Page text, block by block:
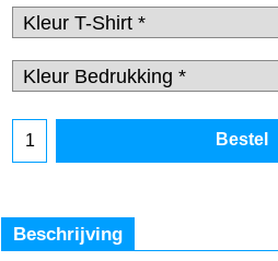
Bestel
Beschrijving